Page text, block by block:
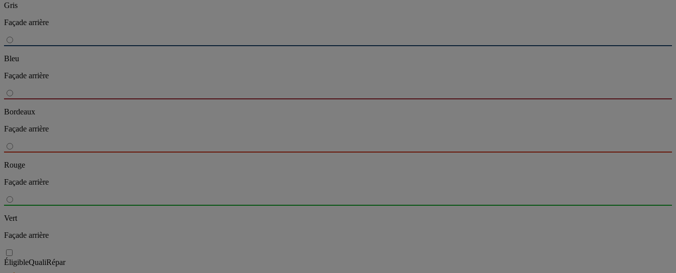
Gris
Façade arrière
Bleu
Façade arrière
Bordeaux
Façade arrière
Rouge
Façade arrière
Vert
Façade arrière
ÉligibleQualiRépar